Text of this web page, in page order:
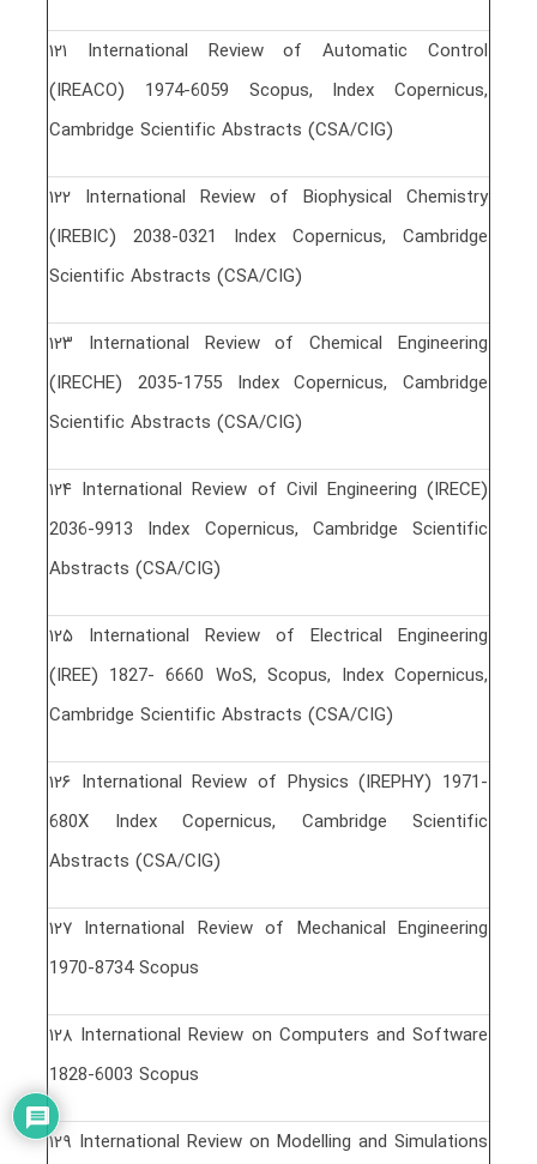
١٢١ International Review of Automatic Control
(IREACO) 1974-6059 Scopus, Index Copernicus,
Cambridge Scientific Abstracts (CSA/CIG)
١٢٢ International Review of Biophysical Chemistry
(IREBIC) 2038-0321 Index Copernicus, Cambridge
Scientific Abstracts (CSA/CIG)
١٢٣ International Review of Chemical Engineering
(IRECHE) 2035-1755 Index Copernicus, Cambridge
Scientific Abstracts (CSA/CIG)
١٢۴ International Review of Civil Engineering (IRECE)
2036-9913 Index Copernicus, Cambridge Scientific
Abstracts (CSA/CIG)
١٢۵ International Review of Electrical Engineering
(IREE) 1827- 6660 WoS, Scopus, Index Copernicus,
Cambridge Scientific Abstracts (CSA/CIG)
١٢۶ International Review of Physics (IREPHY) 1971-
680X Index Copernicus, Cambridge Scientific
Abstracts (CSA/CIG)
١٢٧ International Review of Mechanical Engineering
1970-8734 Scopus
١٢٨ International Review on Computers and Software
1828-6003 Scopus
١٢٩ International Review on Modelling and Simulations